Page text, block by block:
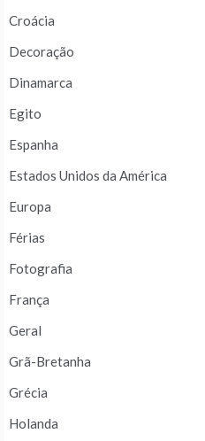
Croácia
Decoração
Dinamarca
Egito
Espanha
Estados Unidos da América
Europa
Férias
Fotografia
França
Geral
Grã-Bretanha
Grécia
Holanda